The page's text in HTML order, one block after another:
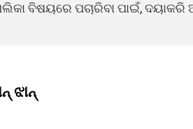
ବିଷୟରେ ପଚାରିବା ପାଇଁ,
ଝାନ୍